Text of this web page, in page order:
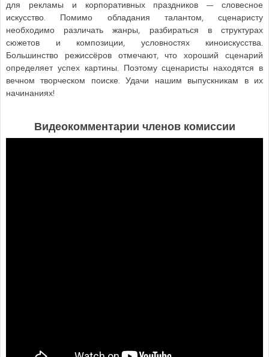
для рекламы и корпоративных праздников — словесное
искусство. Помимо обладания талантом, сценаристу
необходимо различать жанры, разбираться в структурах
сюжетов и композиции, условностях киноискусства.
Большинство режиссёров отмечают, что хороший сценарий
определяет успех картины. Поэтому сценаристы находятся в
вечном творческом поиске. Удачи нашим выпускникам в их
начинаниях!
Видеокомментарии членов комиссии